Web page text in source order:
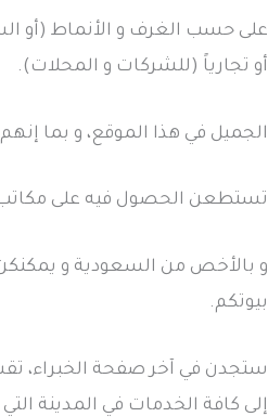
على حسب الغرف و الأنماط (أو
أو تجارياً (للشركات و المحلات).
الجميل في هذا الموقع، و بما
تستطعن الحصول فيه على
و بالأخص من السعودية و يمكنكن
بيوتكم.
ستجدن في آخر صفحة الخبراء،
إلى كافة الخدمات في المدينة